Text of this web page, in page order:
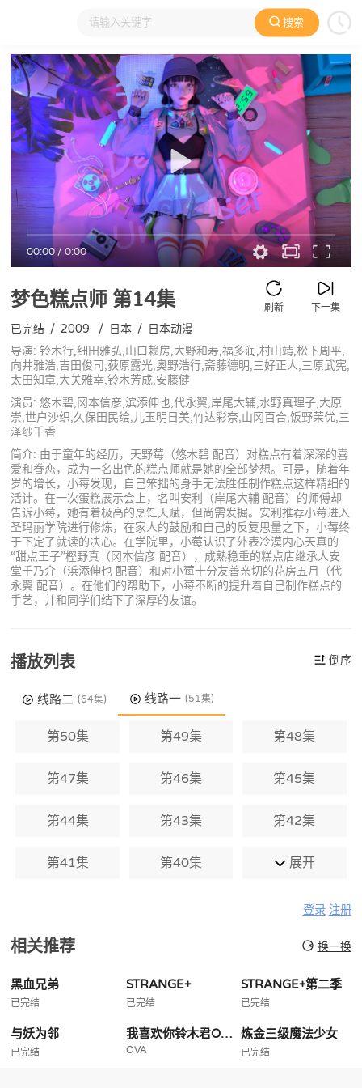
搜索
大家在看 日本动漫 国产动漫 欧美动漫 动漫电影
00:00/0:00
梦色糕点师 第14集 下一集
刷新
已完结 / 2009 / 日本 / 日本动漫
导演: 铃木行,细田雅弘,山口赖房,大野和寿,福多润,村山靖,松下周平,
向井雅浩,吉田俊司,荻原露光,奥野浩行,斋藤德明,三好正人,三原武宪,
太田知章,大关雅幸,铃木芳成,安藤健
演员: 悠木碧,冈本信彦,滨添伸也,代永翼,岸尾大辅,水野真理子,大原
崇,世户沙织,久保田民绘,儿玉明日美,竹达彩奈,山冈百合,饭野茉优,三
泽纱千香
简介: 由于童年的经历，天野莓（悠木碧 配音）对糕点有着深深的喜
爱和眷恋，成为一名出色的糕点师就是她的全部梦想。可是，随着年
岁的增长，小莓发现，自己笨拙的身手无法胜任制作糕点这样精细的
活计。在一次蛋糕展示会上，名叫安利（岸尾大辅 配音）的师傅却
告诉小莓，她有着极高的烹饪天赋，但尚需发掘。安利推荐小莓进入
圣玛丽学院进行修炼，在家人的鼓励和自己的反复思量之下，小莓终
于下定了就读的决心。在学院里，小莓认识了外表冷漠内心天真的
“甜点王子”樫野真（冈本信彦 配音），成熟稳重的糕点店继承人安
堂千乃介（浜添伸也 配音）和对小莓十分友善亲切的花房五月（代
永翼 配音）。在他们的帮助下，小莓不断的提升着自己制作糕点的
手艺，并和同学们结下了深厚的友谊。
播放列表 倒序
线路二 (64集) 线路一 (51集)
第50集 第49集 第48集
第47集 第46集 第45集
第44集 第43集 第42集
第41集 第40集 展开
登录 注册
相关推荐 换一换
黑血兄弟
已完结
STRANGE+
已完结
STRANGE+第二季
已完结
与妖为邻
已完结
我喜欢你铃木君OVA
OVA
炼金三级魔法少女
已完结